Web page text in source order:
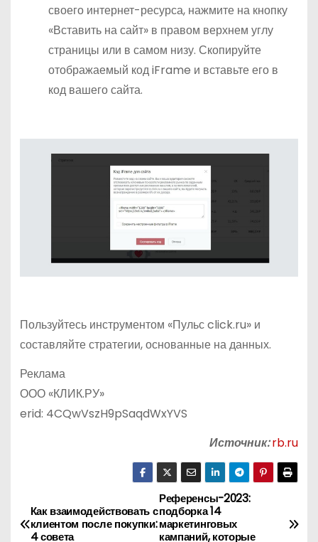
своего интернет-ресурса, нажмите на кнопку
«Вставить на сайт» в правом верхнем углу
страницы или в самом низу. Скопируйте
отображаемый код iFrame и вставьте его в
код вашего сайта.
Пользуйтесь инструментом «Пульс click.ru» и
составляйте стратегии, основанные на данных.
Реклама
ООО «КЛИК.РУ»
erid: 4CQwVszH9pSaqdWxYVS
Источник: rb.ru
Н
а
Референсы-2023:
подборка 14
маркетинговых
кампаний, которые
Как взаимодействовать с
клиентом после покупки:
4 совета